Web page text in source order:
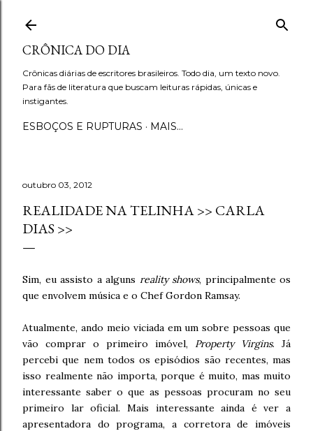
CRÔNICA DO DIA
Crônicas diárias de escritores brasileiros. Todo dia, um texto novo.
Para fãs de literatura que buscam leituras rápidas, únicas e
instigantes.
ESBOÇOS E RUPTURAS MAIS…
outubro 03, 2012
REALIDADE NA TELINHA >> CARLA
DIAS >>
Sim, eu assisto a alguns reality shows, principalmente os
que envolvem música e o Chef Gordon Ramsay.
Atualmente, ando meio viciada em um sobre pessoas que
vão comprar o primeiro imóvel, Property Virgins. Já
percebi que nem todos os episódios são recentes, mas
isso realmente não importa, porque é muito, mas muito
interessante saber o que as pessoas procuram no seu
primeiro lar oficial. Mais interessante ainda é ver a
apresentadora do programa, a corretora de imóveis